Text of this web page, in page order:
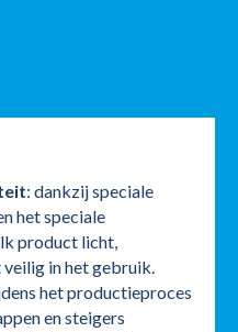
: dankzij speciale
het speciale
product licht,
in het gebruik.
het productieproces
en steigers